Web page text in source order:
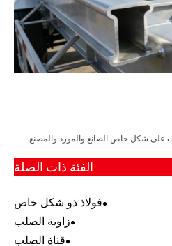
على شكل خاص الصانع والمورد والمصنع
الفئة ذات الصلة
فولاذ ذو شكل خاص
زاوية الصلب
قناة الصلب